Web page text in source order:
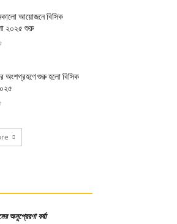
আয়োজনে বিসিক
২০২৫ শুরু
অংশগ্রহণে শুরু হলো বিসিক
অনুপ্রেরণা বর্ষা